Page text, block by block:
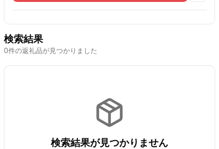
検索結果
0件の返礼品が見つかりました
検索結果が見つかりません